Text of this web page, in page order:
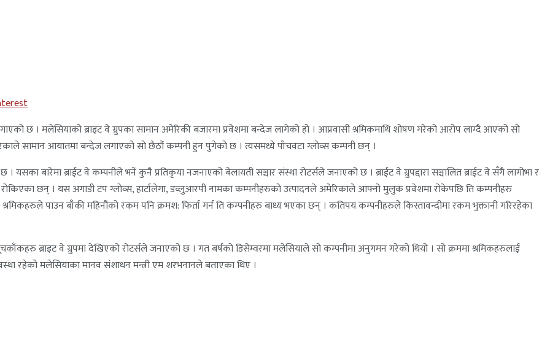
छ । मलेसियाको ब्राइट वे ग्रुपका सामान अमेरिकी बजारमा प्रवेशमा बन्देज लागेको हो । आप्रवासी श्रमिकमाथि शोषण गरेको आरोप लाग्दै आएको सो
सामान आयातमा बन्देज लगाएको सो छैठौं कम्पनी हुन पुगेको छ । त्यसमध्ये पाँचवटा ग्लोव्स कम्पनी छन् ।
बारेमा ब्राईट वे कम्पनीले भनें कुनै प्रतिकृया नजनाएको बेलायती सञ्चार संस्था रोटर्सले जनाएको छ । ब्राईट वे ग्रुपद्दारा सञ्चालित ब्राईट वे सँगै लागोभा र
रोकिएका छन् । यस अगाडी टप ग्लोव्स, हार्टालेगा, डव्लुआरपी नामका कम्पनीहरुको उत्पादनले अमेरिकाले आफ्नो मुलुक प्रवेशमा रोकेपछि ति कम्पनीहरु
पाउन बाँकी महिनौंको रकम पनि क्रमश: फिर्ता गर्न ति कम्पनीहरु बाध्य भएका छन् । कतिपय कम्पनीहरुले किस्तावन्दीमा रकम भुक्तानी गरिरहेका
ब्राइट वे ग्रुपमा देखिएको रोटर्सले जनाएको छ । गत बर्षको डिसेम्वरमा मलेसियाले सो कम्पनीमा अनुगमन गरेको थियो । सो क्रममा श्रमिकहरुलाई
रहेको मलेसियाका मानव संशाधन मन्त्री एम शरभनानले बताएका थिए ।